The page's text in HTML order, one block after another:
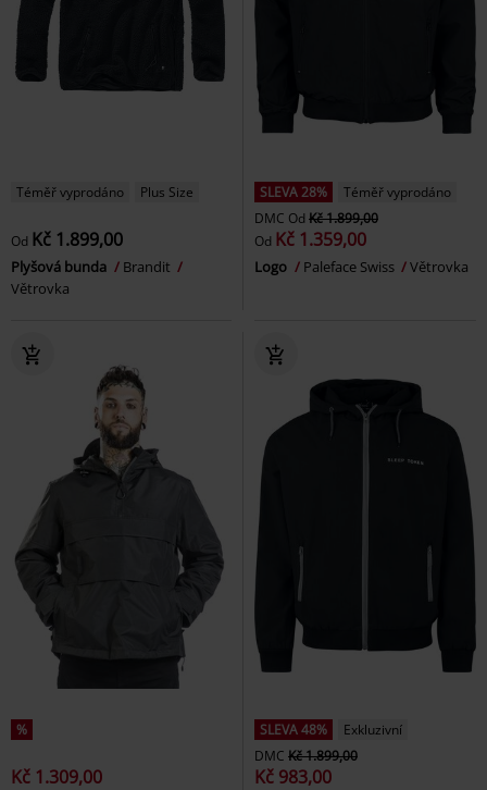
Téměř vyprodáno Plus Size
Od Kč 1.899,00
Plyšová bunda
Brandit
Větrovka
SLEVA 28%
Téměř vyprodáno
DMC Od Kč 1.899,00
Od Kč 1.359,00
Logo Paleface Swiss Větrovka
%
Kč 1.309,00
SLEVA 48%
Exkluzivní
DMC Kč 1.899,00
Kč 983,00